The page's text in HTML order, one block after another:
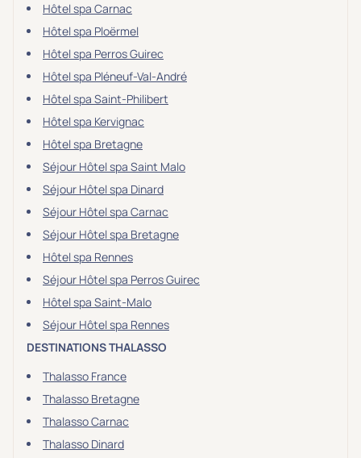
Hôtel spa Carnac
Hôtel spa Ploërmel
Hôtel spa Perros Guirec
Hôtel spa Pléneuf-Val-André
Hôtel spa Saint-Philibert
Hôtel spa Kervignac
Hôtel spa Bretagne
Séjour Hôtel spa Saint Malo
Séjour Hôtel spa Dinard
Séjour Hôtel spa Carnac
Séjour Hôtel spa Bretagne
Hôtel spa Rennes
Séjour Hôtel spa Perros Guirec
Hôtel spa Saint-Malo
Séjour Hôtel spa Rennes
DESTINATIONS THALASSO
Thalasso France
Thalasso Bretagne
Thalasso Carnac
Thalasso Dinard